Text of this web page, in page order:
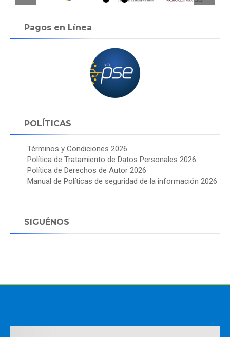
Pagos en Línea
POLÍTICAS
Términos y Condiciones 2026
Política de Tratamiento de Datos Personales 2026
Política de Derechos de Autor 2026
Manual de Políticas de seguridad de la información 2026
SIGUÉNOS